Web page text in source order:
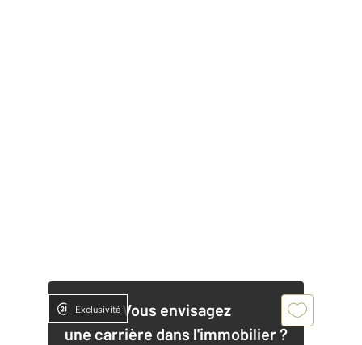
Vous envisagez
une carrière dans l'immobilier ?
Exclusivité